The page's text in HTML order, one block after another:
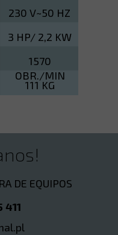
111 KG
1570
OBR./MIN
3 HP/ 2,2 KW
230 V~50 HZ
DE EQUIPOS
411